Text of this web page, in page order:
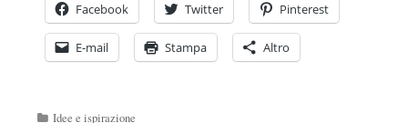
Facebook Twitter Pinterest
E-mail Stampa Altro
Categorie
Idee e ispirazione